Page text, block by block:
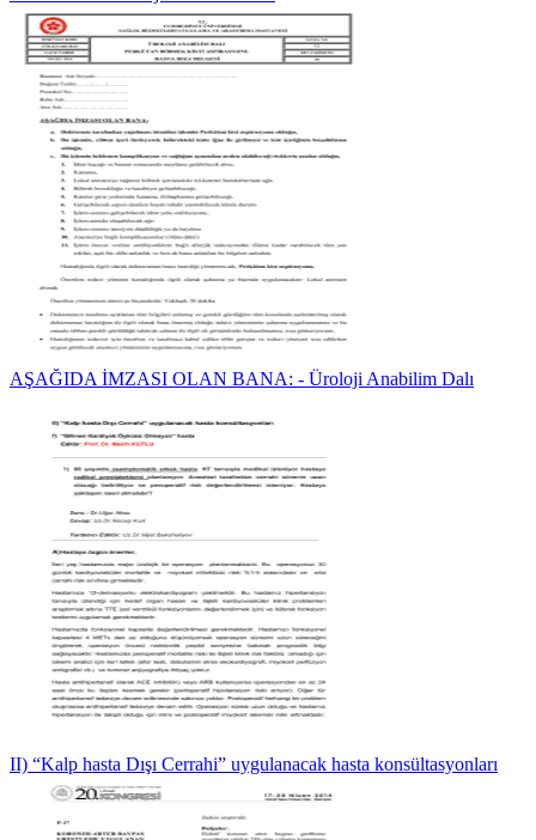
AŞAĞIDA İMZASI OLAN BANA: - Üroloji Anabilim Dalı
II) “Kalp hasta Dışı Cerrahi” uygulanacak hasta konsültasyonları